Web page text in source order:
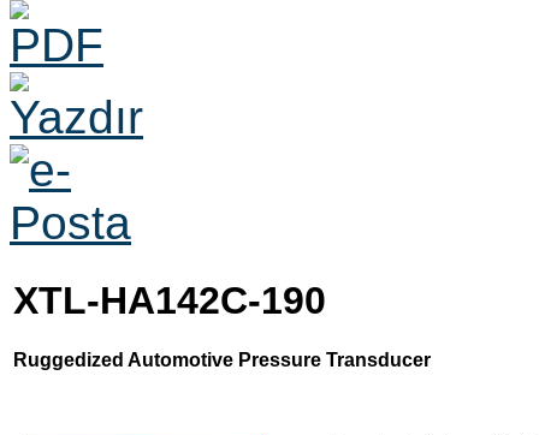
XTL-HA142C-190
Ruggedized Automotive Pressure Transducer